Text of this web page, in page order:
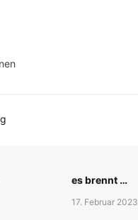
es brennt …
17. Februar 2023